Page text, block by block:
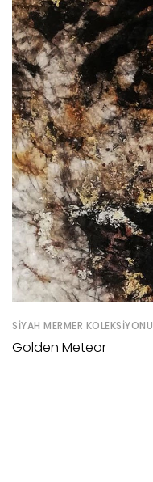
SIYAH MERMER KOLEKSIYONU
Golden Meteor